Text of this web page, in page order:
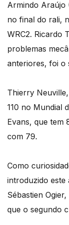
Armindo Araújo
no final do rali,
WRC2. Ricardo
problemas
anteriores, foi o
Thierry
110 no Mundial
Evans, que tem
com 79.
Como
introduzido este
Sébastien
que o segundo